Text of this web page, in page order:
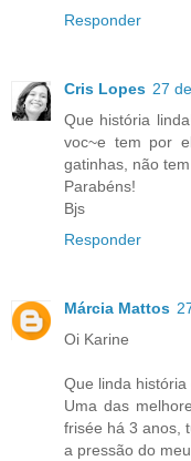
Responder
Cris Lopes 27
Que história
voc~e tem por
gatinhas, não
Parabéns!
Bjs
Responder
Márcia Mattos
Oi Karine
Que linda
Uma das
frisée há 3 anos,
a pressão do